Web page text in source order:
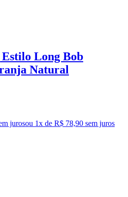
Long Bob
Natural
jurosou 1x de R$ 78,90 sem juros